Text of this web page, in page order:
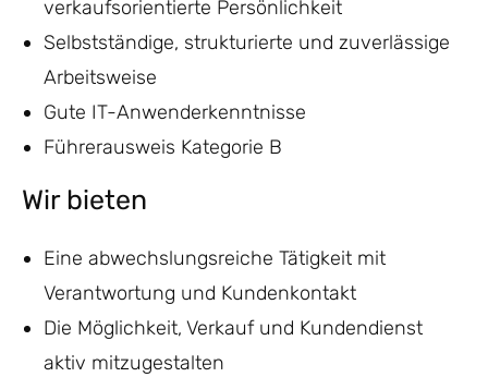
verkaufsorientierte Persönlichkeit
Selbstständige, strukturierte und zuverlässige
Arbeitsweise
Gute IT-Anwenderkenntnisse
Führerausweis Kategorie B
Wir bieten
Eine abwechslungsreiche Tätigkeit mit
Verantwortung und Kundenkontakt
Die Möglichkeit, Verkauf und Kundendienst
aktiv mitzugestalten